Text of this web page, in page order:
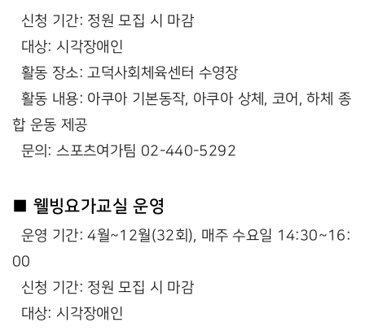
신청 기간: 정원 모집 시 마감
대상: 시각장애인
활동 장소: 고덕사회체육센터 수영장
활동 내용: 아쿠아 기본동작, 아쿠아 상체, 코어, 하체 종
합 운동 제공
문의: 스포츠여가팀 02-440-5292
■ 웰빙요가교실 운영
운영 기간: 4월~12월(32회), 매주 수요일 14:30~16:
00
신청 기간: 정원 모집 시 마감
대상: 시각장애인